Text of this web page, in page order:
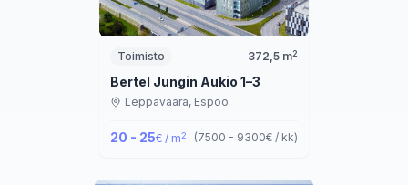
Toimisto 372,5 m2
Bertel Jungin Aukio 1–3
Leppävaara, Espoo
20 - 25€ / m2 (7500 - 9300€ / kk)